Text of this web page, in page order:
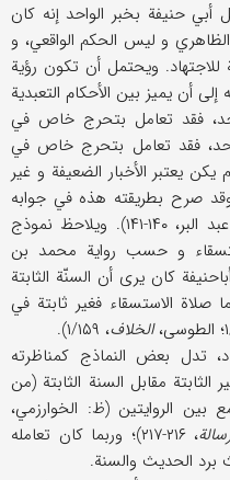
حنیفة بخبر الواحد إنه کان
و لیس الحکم الواقعي، و
للاجتهاد. ویحتمل أن تکون رؤیة
أن یمیز بین الأحکام التعبدیة
فقد تعامل بتحرج خاص في
فقد تعامل بتحرج خاص في
یعتبر الأخبار الضعیفة و غیر
وقد صرح بطریقته هذه في جوابه
علی مسألة بشأن لباس المحرم (ابن عبد البر، ۱۴۰-۱۴۱). ویلاحظ نموذج
و حسب روایة محمد بن
أباحنیفة کان یری أن السنّة الثابتة
صلاة الاستسقاء فغیر ثابتة في
الخلاف، ۱/۱۵۹).
تدل بعض النماذج کمناظرته
مقابل السنة الثابتة (من
الروایتین (ظ: الخوارزمي،
، ۲۱۶-۲۱۷)؛ وربما کان تعامله
الحدیث والسنة.